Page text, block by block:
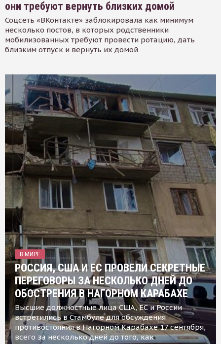
они требуют вернуть близких домой
Соцсеть «ВКонтакте» заблокировала как минимум
несколько постов, в которых родственники
мобилизованных требуют провести ротацию, дать
близким отпуск и вернуть их домой
В МИРЕ
РОССИЯ, США И ЕС ПРОВЕЛИ СЕКРЕТНЫЕ
ПЕРЕГОВОРЫ ЗА НЕСКОЛЬКО ДНЕЙ ДО
ОБОСТРЕНИЯ В НАГОРНОМ КАРАБАХЕ
Высшие должностные лица США, ЕС и России
встретились в Стамбуле для обсуждения
противостояния в Нагорном Карабахе 17 сентября,
всего за несколько дней до того, как